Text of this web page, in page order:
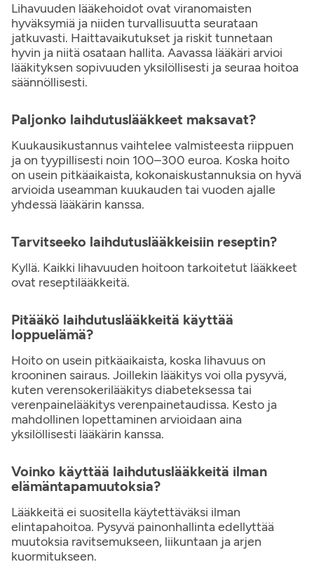
Lihavuuden lääkehoidot ovat viranomaisten
hyväksymiä ja niiden turvallisuutta seurataan
jatkuvasti. Haittavaikutukset ja riskit tunnetaan
hyvin ja niitä osataan hallita. Aavassa lääkäri arvioi
lääkityksen sopivuuden yksilöllisesti ja seuraa hoitoa
säännöllisesti.
Paljonko laihdutuslääkkeet maksavat?
Kuukausikustannus vaihtelee valmisteesta riippuen
ja on tyypillisesti noin 100–300 euroa. Koska hoito
on usein pitkäaikaista, kokonaiskustannuksia on hyvä
arvioida useamman kuukauden tai vuoden ajalle
yhdessä lääkärin kanssa.
Tarvitseeko laihdutuslääkkeisiin reseptin?
Kyllä. Kaikki lihavuuden hoitoon tarkoitetut lääkkeet
ovat reseptilääkkeitä.
Pitääkö laihdutuslääkkeitä käyttää
loppuelämä?
Hoito on usein pitkäaikaista, koska lihavuus on
krooninen sairaus. Joillekin lääkitys voi olla pysyvä,
kuten verensokerilääkitys diabeteksessa tai
verenpainelääkitys verenpainetaudissa. Kesto ja
mahdollinen lopettaminen arvioidaan aina
yksilöllisesti lääkärin kanssa.
Voinko käyttää laihdutuslääkkeitä ilman
elämäntapamuutoksia?
Lääkkeitä ei suositella käytettäväksi ilman
elintapahoitoa. Pysyvä painonhallinta edellyttää
muutoksia ravitsemukseen, liikuntaan ja arjen
kuormitukseen.